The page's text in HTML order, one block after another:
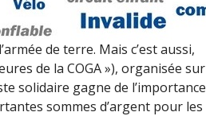
de terre. Mais c’est aussi,
de la COGA »), organisée sur
solidaire gagne de l’importance
sommes d’argent pour les